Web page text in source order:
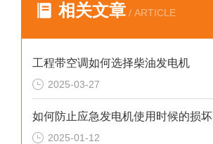
相关文章 / ARTICLE
工程带空调如何选择柴油发电机
2025-03-27
如何防止应急发电机使用时候的损坏
2025-01-12